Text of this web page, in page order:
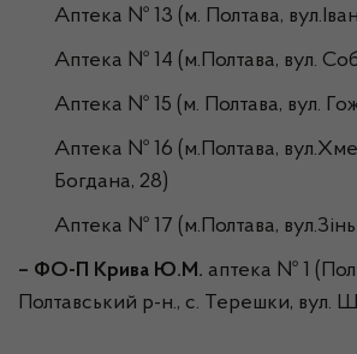
Аптека № 13 (м. Полтава,
Аптека № 14 (м.Полтава, вул.
Аптека № 15 (м. Полтава, вул.
Аптека № 16 (м.Полтава,
Богдана, 28)
Аптека № 17 (м.Полтава,
– ФО-П Крива Ю.М. аптека № 1
Полтавський р-н., с. Терешки, вул.